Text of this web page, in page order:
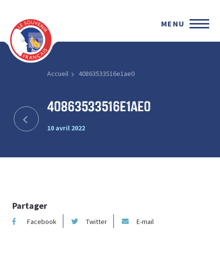
MENU
Accueil 40863533516e1ae0
40863533516e1ae0
10 avril 2022
Partager
Facebook Twitter E-mail